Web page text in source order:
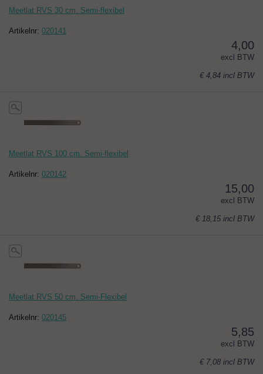
Meetlat RVS 30 cm. Semi-flexibel
Artikelnr: 020141
4,00
excl BTW
€ 4,84 incl BTW
Meetlat RVS 100 cm. Semi-flexibel
Artikelnr: 020142
15,00
excl BTW
€ 18,15 incl BTW
Meetlat RVS 50 cm. Semi-Flexibel
Artikelnr: 020145
5,85
excl BTW
€ 7,08 incl BTW